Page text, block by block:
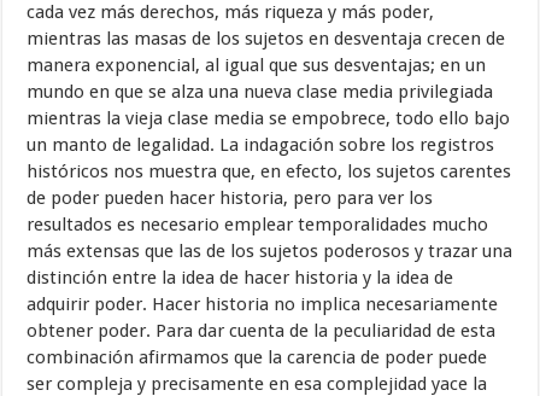
cada vez más derechos, más riqueza y más poder,
mientras las masas de los sujetos en desventaja crecen de
manera expo­nencial, al igual que sus desventajas; en un
mundo en que se alza una nueva clase media privilegiada
mientras la vieja clase media se empobrece, todo ello bajo
un manto de legalidad. La indagación sobre los registros
históri­cos nos muestra que, en efecto, los sujetos carentes
de poder pueden hacer historia, pero para ver los
resultados es necesario emplear temporalidades mucho
más extensas que las de los sujetos poderosos y trazar una
distinción entre la idea de hacer historia y la idea de
adquirir poder. Hacer historia no implica necesariamente
obtener poder. Para dar cuenta de la peculia­ridad de esta
combinación afirmamos que la carencia de poder puede
ser compleja y precisamente en esa complejidad yace la